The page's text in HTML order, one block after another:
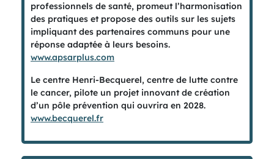
professionnels de santé, promeut l’harmonisation
des pratiques et propose des outils sur les sujets
impliquant des partenaires communs pour une
réponse adaptée à leurs besoins.
www.apsarplus.com
Le centre Henri-Becquerel, centre de lutte contre
le cancer, pilote un projet innovant de création
d’un pôle prévention qui ouvrira en 2028.
www.becquerel.fr